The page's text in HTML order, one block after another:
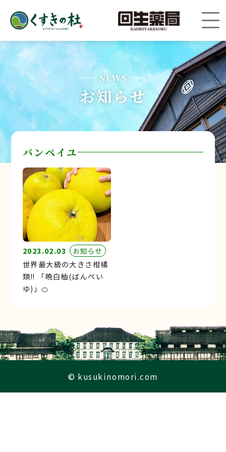
NEWS
お知らせ
バンペイユ
2023.02.03 お知らせ
世界最大級の大きさ柑橘
類‼︎ 「晩白柚(ばんぺい
ゆ)」🍊
© kusukinomori.com